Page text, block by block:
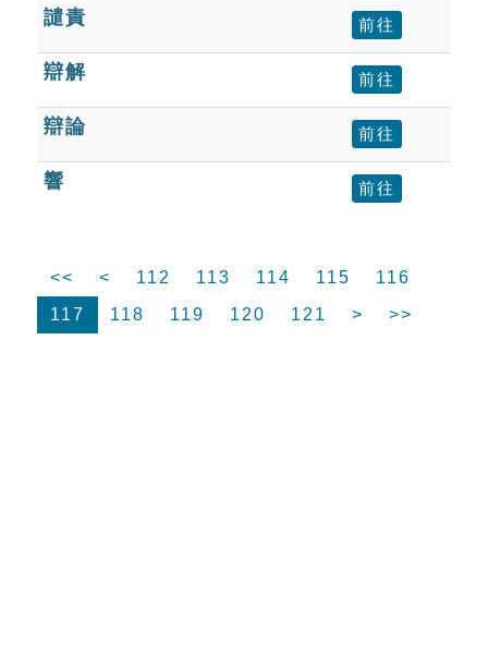
譴責 前往
辯解 前往
辯論 前往
響 前往
<< < 112 113 114 115
116
117
118 119 120 121 > >>